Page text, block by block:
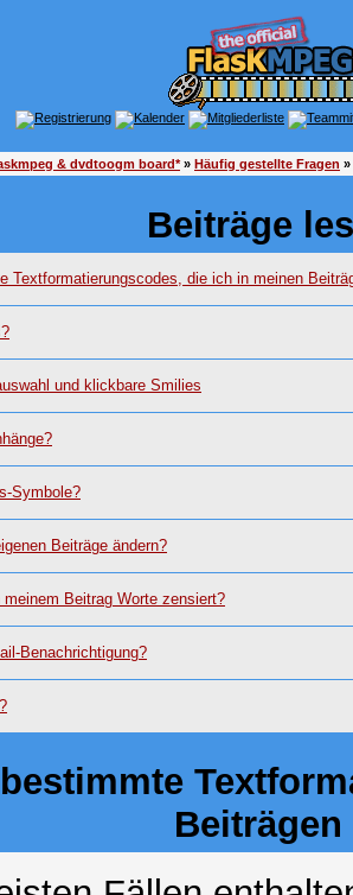
& dvdtoogm board*» Häufig gestellte Fragen
Beiträge
Textformatierungscodes, die ich in meinen
und klickbare Smilies
Symbole?
Beiträge ändern?
meinem Beitrag Worte zensiert?
Benachrichtigung?